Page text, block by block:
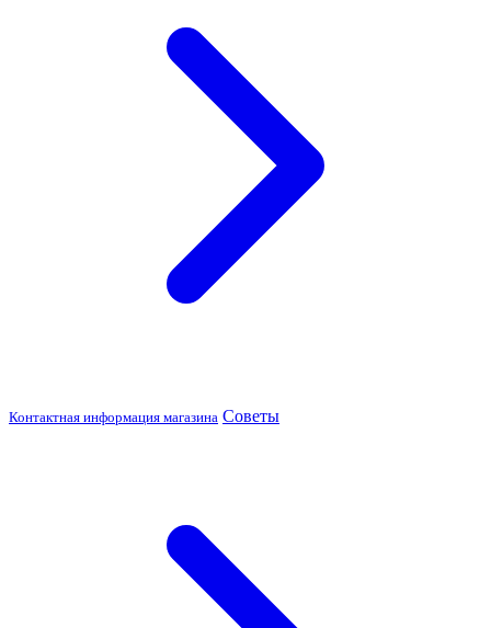
Контактная информация магазина Советы